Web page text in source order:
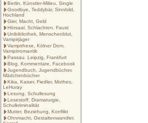
Berlin, Künstler-Milieu, Single
Goodbye, Teddybär, Sinnbild,
Hochland
Gier, Macht, Geld
Hörsaal, Schlachten, Faust
Unibibliothek, Menschenblut,
Vampirjäger
Vampirhexe, Kölner Dom,
Vampirromantik
Passau. Leipzig, Frankfurt
Blog, Kommentare, Facebook
Jugendbuch, Jugendbücher,
Mädchenbücher
Kika, Kaiser, Fiedler, Mothes,
LeHuray
Lesung, Schullesung
Lesestoff, Dramaturgie,
Schulkriminalität
Mutter, Beziehung, Konflikt
Ohnmacht, Gestaltenwandler,